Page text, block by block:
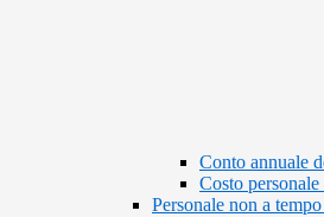
Conto annuale
Costo
Personale non a